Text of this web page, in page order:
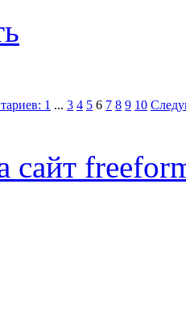
1 ... 3 4 5 6 7 8 9 10
сайт